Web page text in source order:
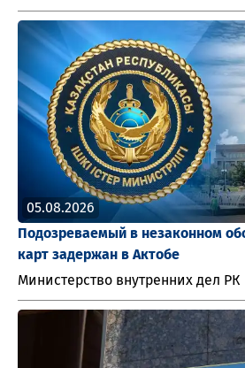
05.08.2026
Подозреваемый в незаконном
карт задержан в Актобе
Министерство внутренних дел РК